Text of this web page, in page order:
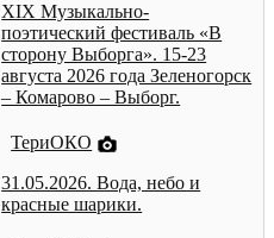
XIX Музыкально-
поэтический фестиваль «В
сторону Выборга». 15-23
августа 2026 года Зеленогорск
– Комарово – Выборг.
ТериОКО
31.05.2026. Вода, небо и
красные шарики.